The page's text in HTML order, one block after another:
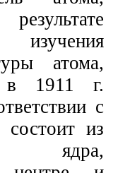
изучения
атома,
в 1911 г.
с
из
ядра,